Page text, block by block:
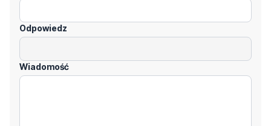
Odpowiedz
Wiadomość